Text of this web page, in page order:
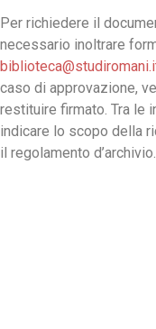
Per richiedere il
necessario inoltrare
caso di approvazione,
restituire firmato. Tra le
indicare lo scopo della
il regolamento d’archivio.